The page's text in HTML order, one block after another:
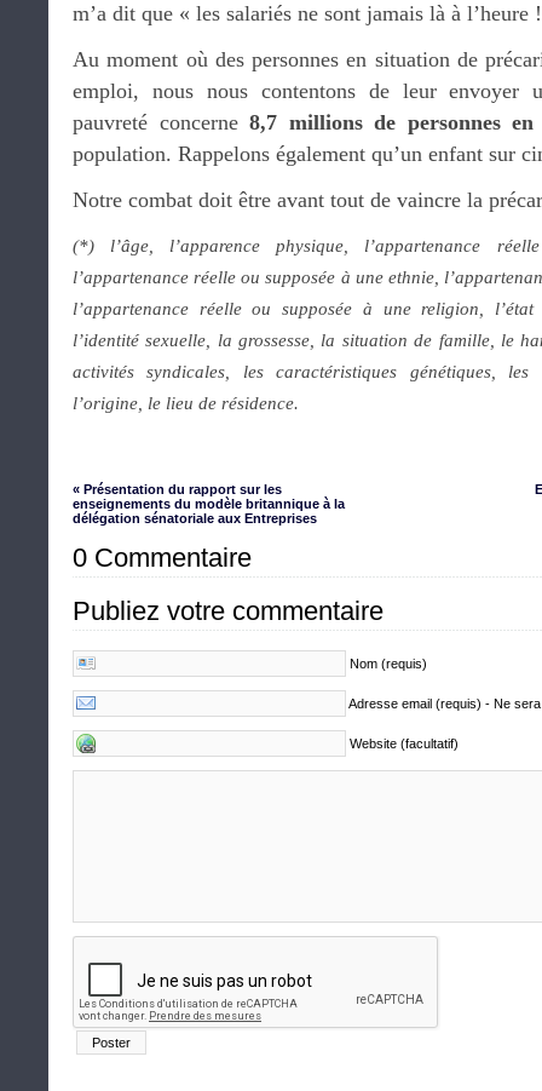
m’a dit que « les salariés ne sont jamais là à l’heure
Au moment où des personnes en situation de
emploi, nous nous contentons de leur envoyer
pauvreté concerne 8,7 millions de personnes en
population. Rappelons également qu’un enfant sur
Notre combat doit être avant tout de vaincre la
(*) l’âge, l’apparence physique, l’appartenance
l’appartenance réelle ou supposée à une ethnie,
l’appartenance réelle ou supposée à une religion,
l’identité sexuelle, la grossesse, la situation de famille, le
activités syndicales, les caractéristiques génétiques,
l’origine, le lieu de résidence.
« Présentation du rapport sur les
enseignements du modèle britannique à la
délégation sénatoriale aux Entreprises
0 Commentaire
Publiez votre commentaire
Nom (requis)
Adresse email (requis) - Ne
Website (facultatif)